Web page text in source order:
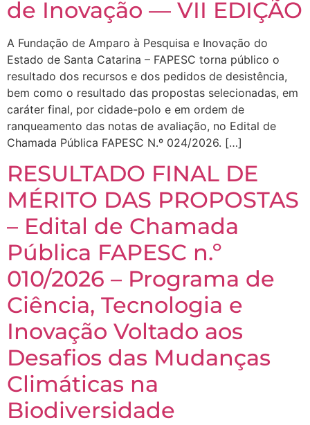
de Inovação — VII EDIÇÃO
A Fundação de Amparo à Pesquisa e Inovação do
Estado de Santa Catarina – FAPESC torna público o
resultado dos recursos e dos pedidos de desistência,
bem como o resultado das propostas selecionadas, em
caráter final, por cidade-polo e em ordem de
ranqueamento das notas de avaliação, no Edital de
Chamada Pública FAPESC N.º 024/2026. […]
RESULTADO FINAL DE
MÉRITO DAS PROPOSTAS
– Edital de Chamada
Pública FAPESC n.º
010/2026 – Programa de
Ciência, Tecnologia e
Inovação Voltado aos
Desafios das Mudanças
Climáticas na
Biodiversidade